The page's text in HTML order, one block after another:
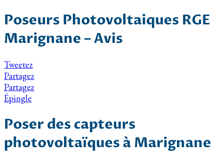
Poseurs Photovoltaiques RGE
Marignane – Avis
Tweetez
Partagez
Partagez
Épingle
Poser des capteurs
photovoltaïques à Marignane